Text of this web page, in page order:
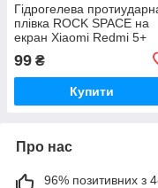
Гідрогелева
плівка ROCK SPACE на
екран Xiaomi Redmi 5+
99 ₴
Купити
Про нас
96% позитивних з